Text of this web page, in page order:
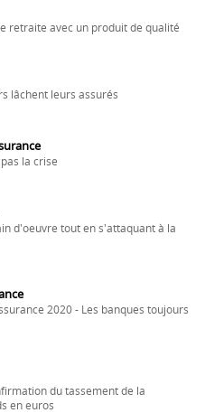
retraite avec un produit de qualité
lâchent leurs assurés
la crise
d'oeuvre tout en s'attaquant à la
2020 - Les banques toujours
du tassement de la
en euros